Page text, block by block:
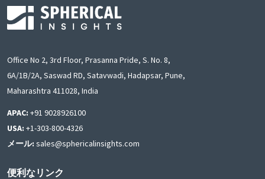
Office No 2, 3rd Floor, Prasanna Pride, S. No. 8,
6A/1B/2A, Saswad RD, Satavwadi, Hadapsar, Pune,
Maharashtra 411028, India
APAC: +91 9028926100
USA: +1-303-800-4326
メール: sales@sphericalinsights.com
便利なリンク